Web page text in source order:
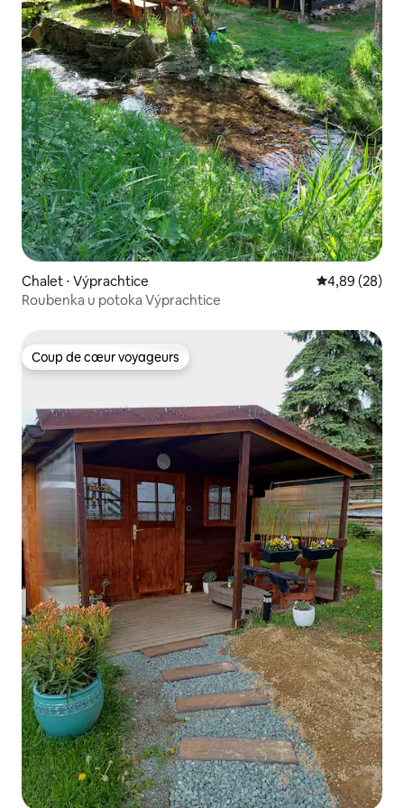
Chalet ⋅ Výprachtice Évaluation
4,89 (28)
Roubenka u potoka Výprachtice
Coup de cœur voyageurs
Coup de cœur voyageurs